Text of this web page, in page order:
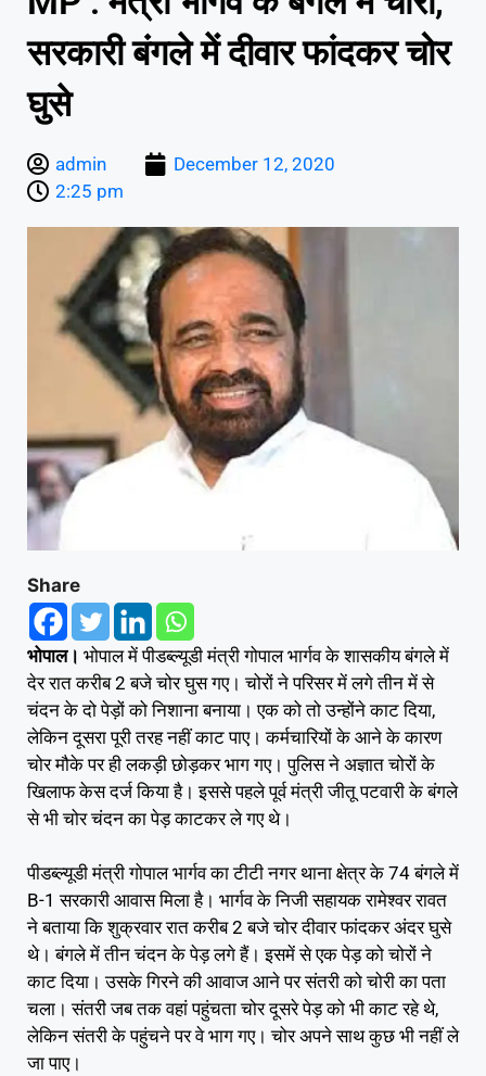
सरकारी बंगले में दीवार फांदकर चोर
घुसे
admin
December 12, 2020
2:25 pm
Share
भोपाल। भोपाल में पीडब्ल्यूडी मंत्री गोपाल भार्गव के शासकीय बंगले में
देर रात करीब 2 बजे चोर घुस गए। चोरों ने परिसर में लगे तीन में से
चंदन के दो पेड़ों को निशाना बनाया। एक को तो उन्होंने काट दिया,
लेकिन दूसरा पूरी तरह नहीं काट पाए। कर्मचारियों के आने के कारण
चोर मौके पर ही लकड़ी छोड़कर भाग गए। पुलिस ने अज्ञात चोरों के
खिलाफ केस दर्ज किया है। इससे पहले पूर्व मंत्री जीतू पटवारी के बंगले
से भी चोर चंदन का पेड़ काटकर ले गए थे।
पीडब्ल्यूडी मंत्री गोपाल भार्गव का टीटी नगर थाना क्षेत्र के 74 बंगले में
B-1 सरकारी आवास मिला है। भार्गव के निजी सहायक रामेश्वर रावत
ने बताया कि शुक्रवार रात करीब 2 बजे चोर दीवार फांदकर अंदर घुसे
थे। बंगले में तीन चंदन के पेड़ लगे हैं। इसमें से एक पेड़ को चोरों ने
काट दिया। उसके गिरने की आवाज आने पर संतरी को चोरी का पता
चला। संतरी जब तक वहां पहुंचता चोर दूसरे पेड़ को भी काट रहे थे,
लेकिन संतरी के पहुंचने पर वे भाग गए। चोर अपने साथ कुछ भी नहीं ले
जा पाए।